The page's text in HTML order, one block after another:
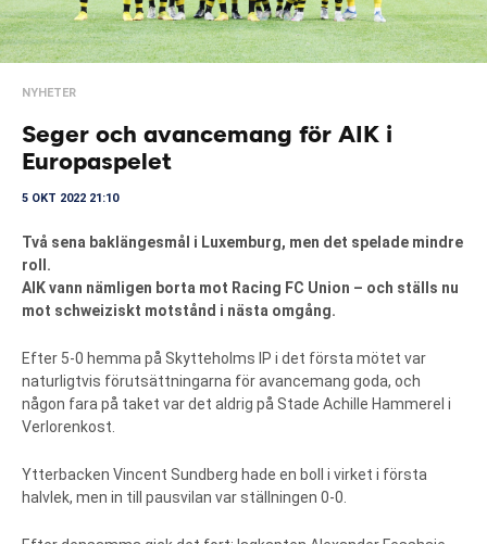
NYHETER
Seger och avancemang för AIK i
Europaspelet
5 OKT 2022 21:10
Två sena baklängesmål i Luxemburg, men det spelade mindre
roll.
AIK vann nämligen borta mot Racing FC Union – och ställs nu
mot schweiziskt motstånd i nästa omgång.
Efter 5-0 hemma på Skytteholms IP i det första mötet var
naturligtvis förutsättningarna för avancemang goda, och
någon fara på taket var det aldrig på Stade Achille Hammerel i
Verlorenkost.
Ytterbacken Vincent Sundberg hade en boll i virket i första
halvlek, men in till pausvilan var ställningen 0-0.